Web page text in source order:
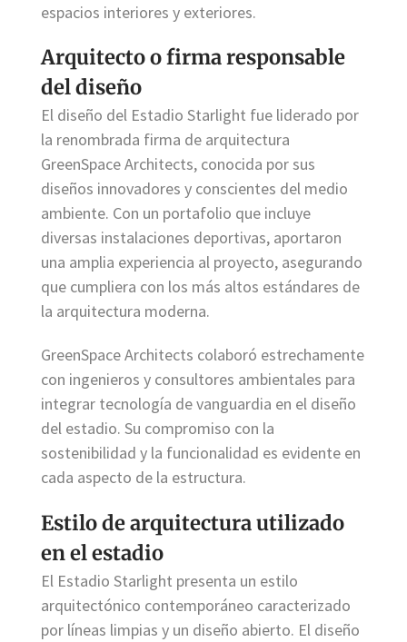
espacios interiores y exteriores.
Arquitecto o firma responsable
del diseño
El diseño del Estadio Starlight fue liderado por
la renombrada firma de arquitectura
GreenSpace Architects, conocida por sus
diseños innovadores y conscientes del medio
ambiente. Con un portafolio que incluye
diversas instalaciones deportivas, aportaron
una amplia experiencia al proyecto, asegurando
que cumpliera con los más altos estándares de
la arquitectura moderna.
GreenSpace Architects colaboró estrechamente
con ingenieros y consultores ambientales para
integrar tecnología de vanguardia en el diseño
del estadio. Su compromiso con la
sostenibilidad y la funcionalidad es evidente en
cada aspecto de la estructura.
Estilo de arquitectura utilizado
en el estadio
El Estadio Starlight presenta un estilo
arquitectónico contemporáneo caracterizado
por líneas limpias y un diseño abierto. El diseño